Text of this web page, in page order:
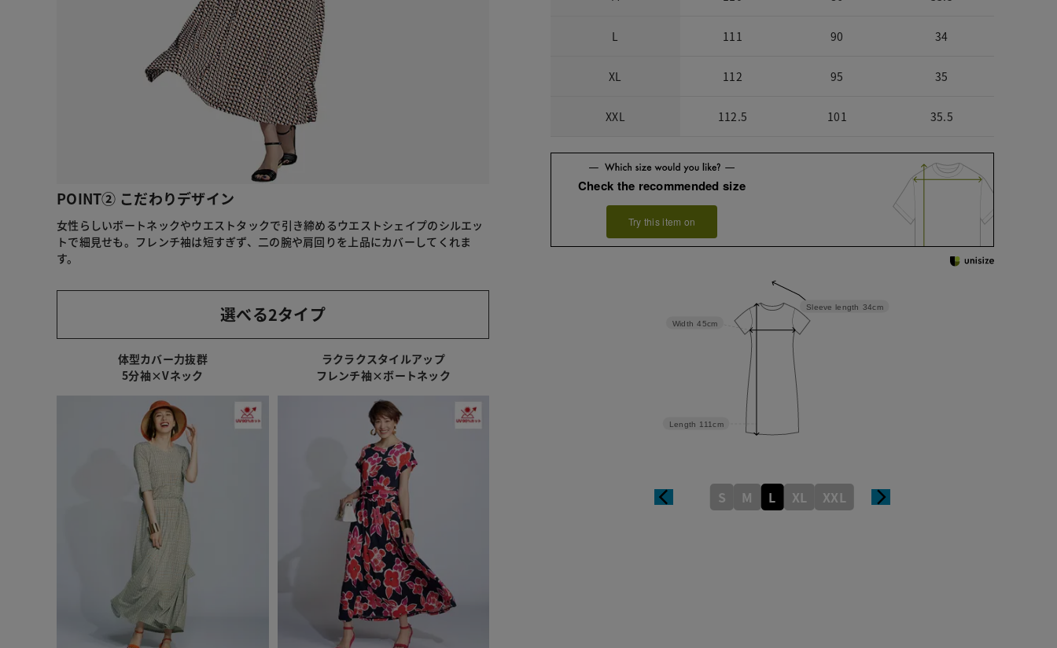
POINT② こだわりデザイン
女性らしいボートネックやウエストタックで引き締めるウエストシェイプのシルエッ
トで細見せも。フレンチ袖は短すぎず、二の腕や肩回りを上品にカバーしてくれま
す。
選べる2タイプ
体型カバー力抜群
5分袖×Vネック
ラクラクスタイルアップ
フレンチ袖×ボートネック
L 111 90 34
XL 112 95 35
XXL 112.5 101 35.5
Check the recommended size
Try this item on
Sleeve length 34cm
Length 111cm
Width 45cm
S M L XL XXL